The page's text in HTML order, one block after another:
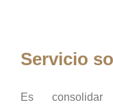
Servicio
Es